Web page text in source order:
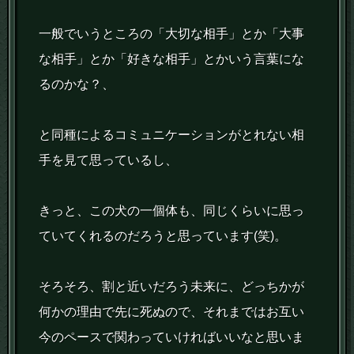
一般でいうところの「大切な相手」とか「大事
な相手」とか「好きな相手」とかいう言葉にな
るのかな？、
と同種によるコミュニケーションがとれない相
手を見て思っているし、
きっと、この犬の一個体も、同じくらいに思っ
ていてくれるのだろうと思っています(笑)。
そろそろ、割と近いだろう未来に、どっちかが
何かの理由で先に死ぬので、それまではお互い
今のペースで関わっていければいいなと思いま